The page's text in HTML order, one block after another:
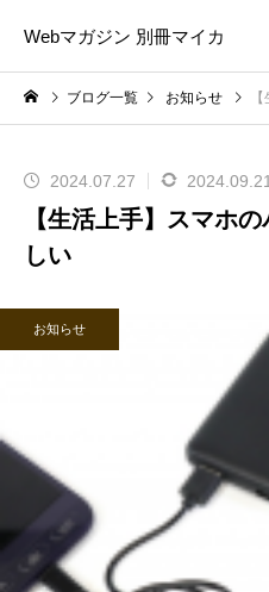
Webマガジン 別冊マイカ
ブログ一覧 お知らせ
2024.07.27 2024.09.21
【生活上手】スマホ
しい
お知らせ